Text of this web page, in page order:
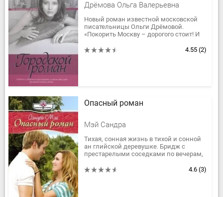
Дрёмова Ольга Валерьевна
Новый роман известной московской
писательницы Ольги Дрёмовой.
«Покорить Москву – дорогого стоит! И
пола. Это не так хлопотно, как...
4.55 (2)
Опасный роман
Мэй Сандра
Тихая, сонная жизнь в тихой и сонной
ан глийской деревушке. Бридж с
престарелыми соседками по вечерам,
пристойный флирт с пожилым вдов...
4.6 (3)